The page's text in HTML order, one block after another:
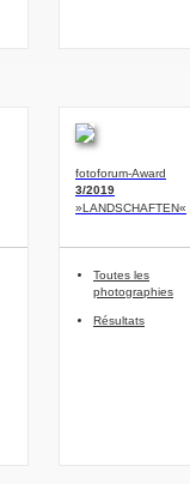
fotoforum-Award
3/2019
»LANDSCHAFTEN«
Toutes les
photographies
Résultats